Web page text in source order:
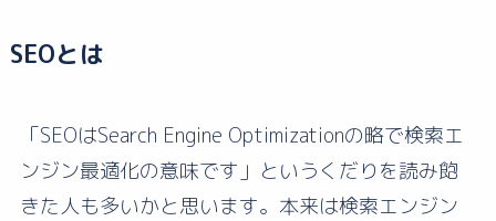
SEOとは
「SEOはSearch Engine Optimizationの略で検索エ
ンジン最適化の意味です」というくだりを読み飽
きた人も多いかと思います。本来は検索エンジン